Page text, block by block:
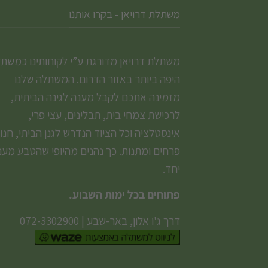
משתלת דרויאן - בקרו אותנו
משתלת דרויאן מדורגת ע”י לקוחותינו
היפה ביותר באזור הדרום. המשתלה שלנו
מזמינה אתכם לקבל מענה לגינה הביתית,
לרכישת צמחי בית, תבלינים, עצי פרי,
אינסטלציה וכל הציוד הנדרש לגנן הביתי,
פרחים ומתנות. כך נהנים מהיופי שהטבע
יחד.
פתוחים בכל ימות השבוע.
דרך ג'ו אלון, באר-שבע |
072-3302900